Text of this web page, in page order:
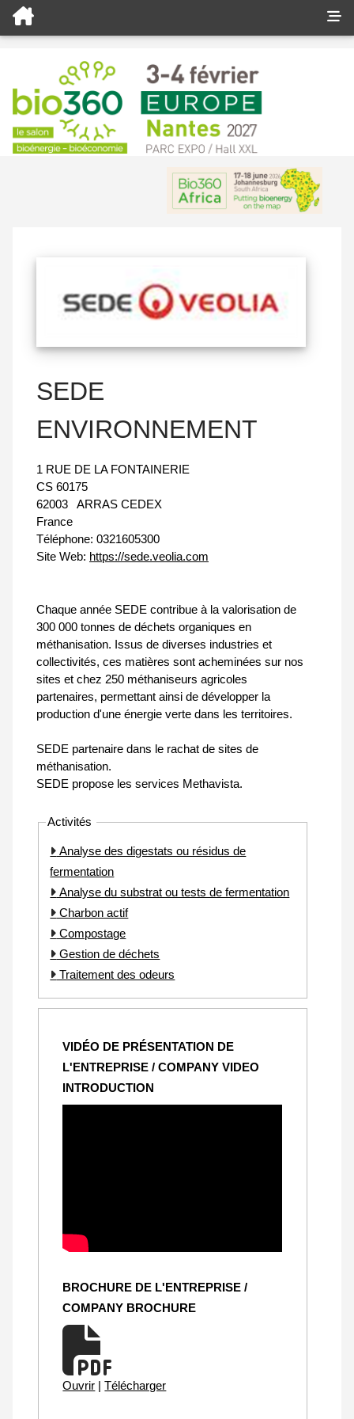
SEDE
ENVIRONNEMENT
1 RUE DE LA FONTAINERIE
CS 60175
62003
ARRAS CEDEX
France
Téléphone: 0321605300
Site Web: https://sede.veolia.com
Chaque année SEDE contribue à la valorisation de
300 000 tonnes de déchets organiques en
méthanisation. Issus de diverses industries et
collectivités, ces matières sont acheminées sur nos
sites et chez 250 méthaniseurs agricoles
partenaires, permettant ainsi de développer la
production d'une énergie verte dans les territoires.
SEDE partenaire dans le rachat de sites de
méthanisation.
SEDE propose les services Methavista.
Activités
Analyse des digestats ou résidus de
fermentation
Analyse du substrat ou tests de fermentation
Charbon actif
Compostage
Gestion de déchets
Traitement des odeurs
VIDÉO DE PRÉSENTATION DE
L'ENTREPRISE / COMPANY VIDEO
INTRODUCTION
BROCHURE DE L'ENTREPRISE /
COMPANY BROCHURE
Ouvrir | Télécharger